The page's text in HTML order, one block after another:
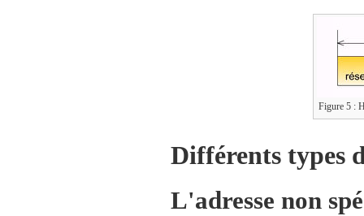
Figure 5 :
Différents types
L'adresse non